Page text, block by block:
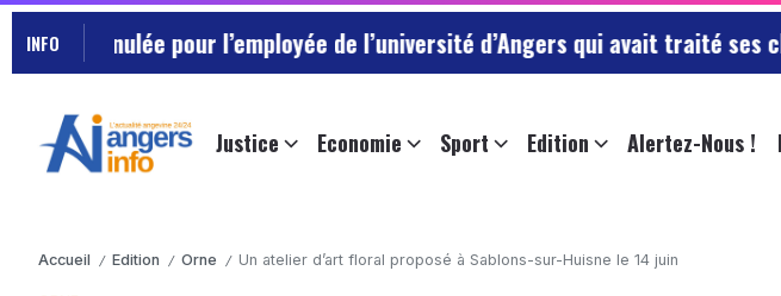
INFOpour l’employée de l’université d’Angers qui avait traité ses chefs de
Justice Economie Sport Edition Alertez-Nous !
Accueil / Edition / Orne / Un atelier d’art floral proposé à Sablons-sur-Huisne le 14 juin